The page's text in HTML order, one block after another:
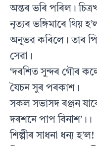
অন্তৰ ভৰি পৰিল।
নৃত্যৰ ভঙ্গিমাৰে থিয়
অনুভৱ কৰিলে। তাৰ
সেৱা।
‘দৰশিত সুন্দৰ গৌৰ
যৈচন সুৰ পৰকাশ।
সকল সভাসদ ৰঞ্জন
দৰশনে পাপ বিনাশ’।।
শিল্পীৰ সাধনা ধন্য হ’ল!